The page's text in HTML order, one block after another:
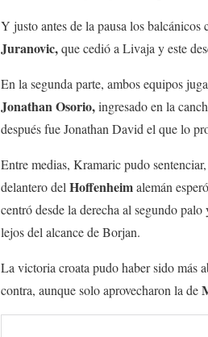
Y justo antes de la pausa los
Juranovic,que cedió a Livaja y este
En la segunda parte, ambos equipos
Jonathan Osorio,ingresado en la
después fue Jonathan David el que lo
Entre medias, Kramaric pudo
delantero del Hoffenheimalemán
centró desde la derecha al segundo
lejos del alcance de Borjan.
La victoria croata pudo haber sido más
contra, aunque solo aprovecharon la de